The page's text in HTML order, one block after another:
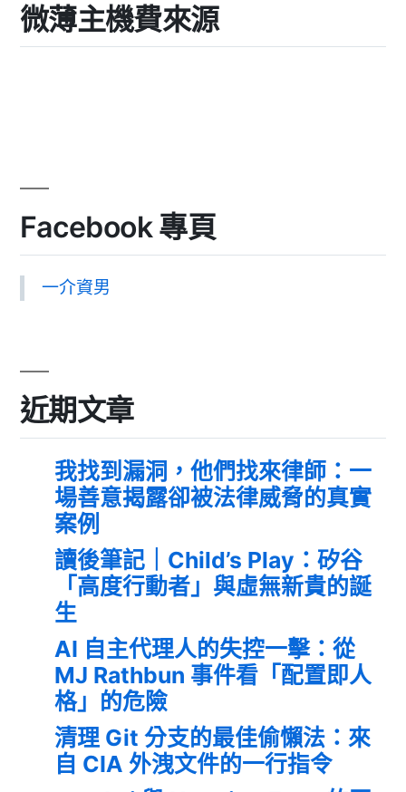
微薄主機費來源
Facebook 專頁
一介資男
近期文章
我找到漏洞，他們找來律師：一
場善意揭露卻被法律威脅的真實
案例
讀後筆記｜Child’s Play：矽谷
「高度行動者」與虛無新貴的誕
生
AI 自主代理人的失控一擊：從
MJ Rathbun 事件看「配置即人
格」的危險
清理 Git 分支的最佳偷懶法：來
自 CIA 外洩文件的一行指令